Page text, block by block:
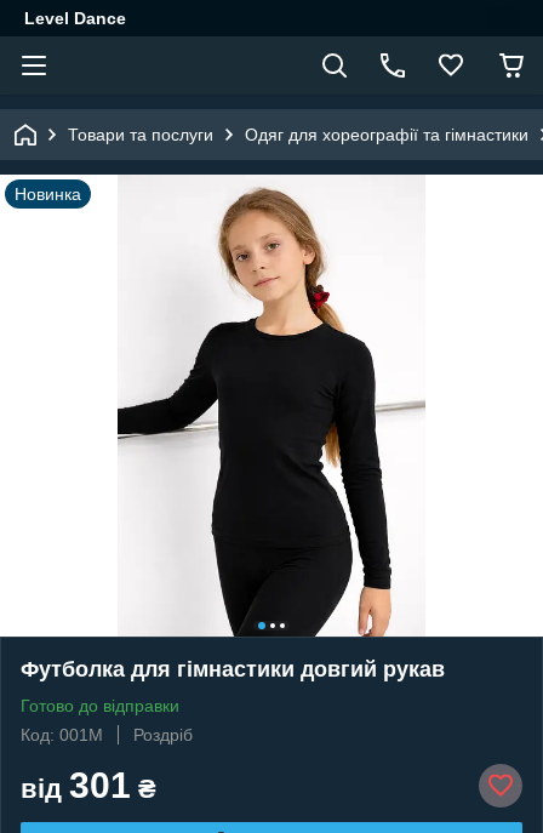
Level Dance
Товари та послуги Одяг для хореографії та гімнастики
Новинка
Футболка для гімнастики довгий рукав
Готово до відправки
Код: 001М
Роздріб
від 301 ₴